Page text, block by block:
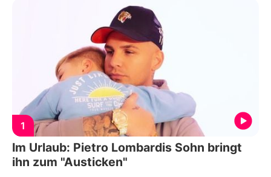
1
Im Urlaub: Pietro Lombardis Sohn bringt
ihn zum "Austicken"